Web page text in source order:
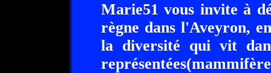
Marie51 vous invite à
règne dans l'Aveyron,
la diversité qui vit